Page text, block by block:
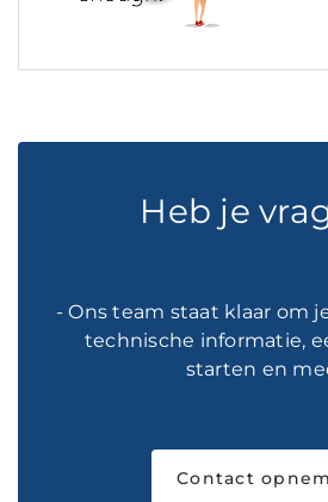
Heb je
- Ons team staat klaar om
technische informatie,
starten en
Contact